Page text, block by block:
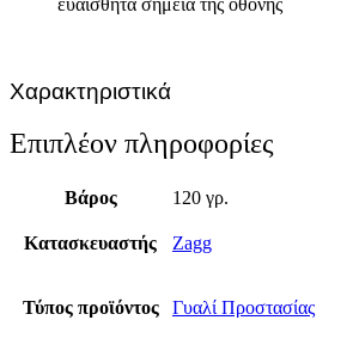
Χαρακτηριστικά
Επιπλέον πληροφορίες
Βάρος 120 γρ.
Κατασκευαστής Zagg
Τύπος προϊόντος Γυαλί Προστασίας